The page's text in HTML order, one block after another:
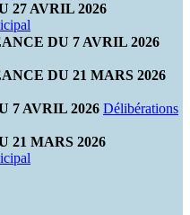
27 AVRIL 2026
DU 7 AVRIL 2026
DU 21 MARS 2026
7 AVRIL 2026 Délibérations
21 MARS 2026